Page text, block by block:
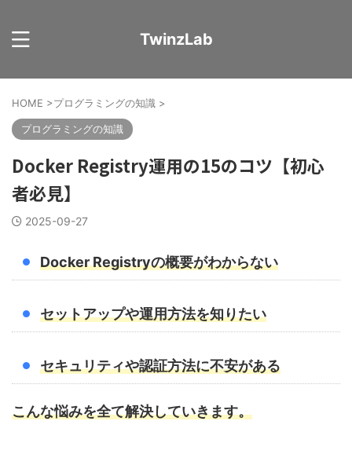
TwinzLab
HOME >プログラミングの知識 >
プログラミングの知識
Docker Registry運用の15のコツ【初心
者必見】
2025-09-27
Docker Registryの概要がわからない
セットアップや運用方法を知りたい
セキュリティや認証方法に不安がある
こんな悩みを全て解決していきます。